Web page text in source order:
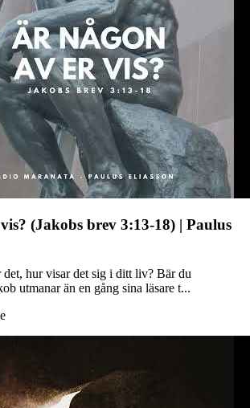
(Jakobs brev 3:13-18) | Paulus
hur visar det sig i ditt liv? Bär du
utmanar än en gång sina läsare t...